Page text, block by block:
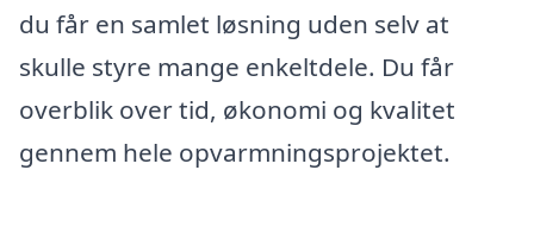
du får en samlet løsning uden selv at
skulle styre mange enkeltdele. Du får
overblik over tid, økonomi og kvalitet
gennem hele opvarmningsprojektet.